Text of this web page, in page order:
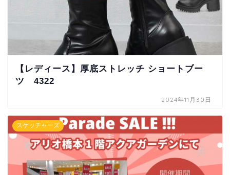
【レディース】厚底ストレッチ ショートブー
ツ 4322
2024年11月30日
スケッチャーズ